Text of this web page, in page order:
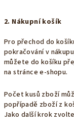
2. Nákupní košík
Pro přechod do
pokračování v
můžete do košíku
na stránce e-shopu.
Počet kusů zboží
popřípadě zboží z
Jako další krok zvolte